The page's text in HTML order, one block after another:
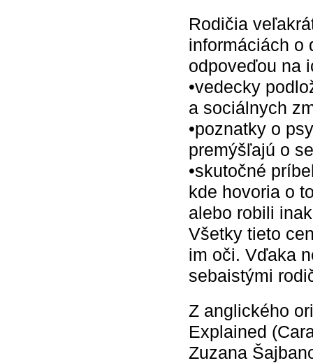
Rodičia
informáciách o
odpoveďou na
•vedecky
a sociálnych
•poznatky o
premýšľajú o
•skutočné
kde hovoria o
alebo robili
Všetky tieto
im oči. Vďaka
sebaistými
Z anglického
Explained
Zuzana